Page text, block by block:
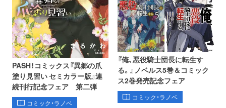
PASH！コミックス『異郷の爪
塗り見習い セミカラー版』連
続刊行記念フェア 第二弾
コミック・ラノベ
『俺、悪役騎士団長に転生す
る。』ノベルス5巻＆コミック
ス2巻発売記念フェア
コミック・ラノベ